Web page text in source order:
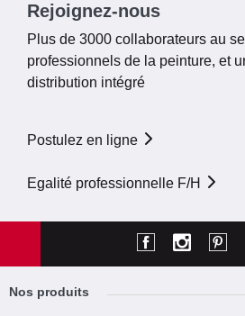
Rejoignez-nous
Plus de 3000 collaborateurs au
professionnels de la peinture, et
distribution intégré
Postulez en ligne
Egalité professionnelle F/H
Nos produits